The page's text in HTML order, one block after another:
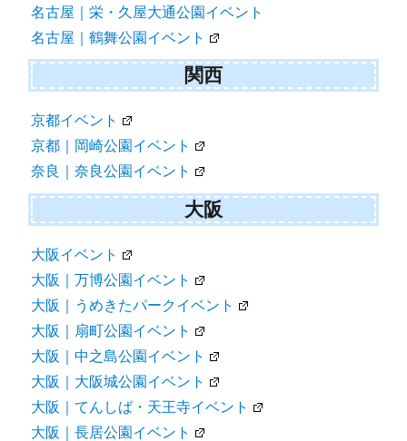
名古屋｜栄・久屋大通公園イベント
名古屋｜鶴舞公園イベント
関西
京都イベント
京都｜岡崎公園イベント
奈良｜奈良公園イベント
大阪
大阪イベント
大阪｜万博公園イベント
大阪｜うめきたパークイベント
大阪｜扇町公園イベント
大阪｜中之島公園イベント
大阪｜大阪城公園イベント
大阪｜てんしば・天王寺イベント
大阪｜長居公園イベント